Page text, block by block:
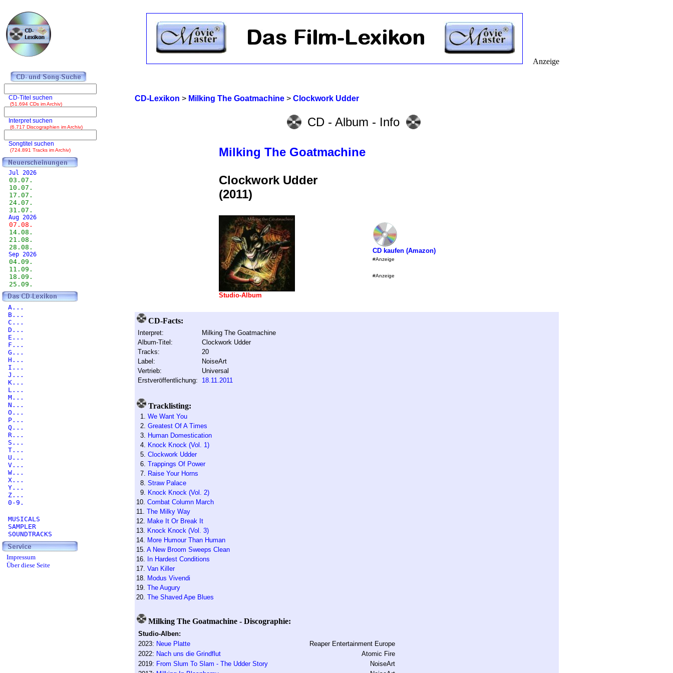
CD-Lexikon > Milking The Goatmachine> Clockwork Udder
CD - Album - Info
Milking The Goatmachine
Clockwork Udder
(2011)
Studio-Album
CD kaufen (Amazon)
#Anzeige
#Anzeige
CD-Facts:
Interpret:
Milking The Goatmachine
Album-Titel:
Clockwork Udder
Tracks:
20
Label:
NoiseArt
Vertrieb:
Universal
Erstveröffentlichung:
18.11.2011
Tracklisting:
1. We Want You
2. Greatest Of A Times
3. Human Domestication
4. Knock Knock (Vol. 1)
5. Clockwork Udder
6. Trappings Of Power
7. Raise Your Horns
8. Straw Palace
9. Knock Knock (Vol. 2)
10. Combat Column March
11. The Milky Way
12. Make It Or Break It
13. Knock Knock (Vol. 3)
14. More Humour Than Human
15. A New Broom Sweeps Clean
16. In Hardest Conditions
17. Van Killer
18. Modus Vivendi
19. The Augury
20. The Shaved Ape Blues
Milking The Goatmachine - Discographie:
Studio-Alben:
2023: Neue Platte
Reaper Entertainment Europe
2022: Nach uns die Grindflut
Atomic Fire
2019: From Slum To Slam - The Udder Story
NoiseArt
Anzeige
CD-Titel suchen
(51.694 CDs im Archiv)
Interpret suchen
(6.717 Discographien im Archiv)
Songtitel suchen
(724.891 Tracks im Archiv)
Jul 2026
03.07.
10.07.
17.07.
24.07.
31.07.
Aug 2026
07.08.
14.08.
21.08.
28.08.
Sep 2026
04.09.
11.09.
18.09.
25.09.
A...
B...
C...
D...
E...
F...
G...
H...
I...
J...
K...
L...
M...
N...
O...
P...
Q...
R...
S...
T...
U...
V...
W...
X...
Y...
Z...
0-9.
MUSICALS
SAMPLER
SOUNDTRACKS
Impressum
Über diese Seite